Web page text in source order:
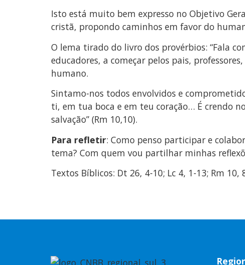
Isto está muito bem expresso no Objetivo
cristã, propondo caminhos em favor do
O lema tirado do livro dos provérbios: “Fala
educadores, a começar pelos pais,
humano.
Sintamo-nos todos envolvidos e
ti, em tua boca e em teu coração… É crendo
salvação” (Rm 10,10).
Para refletir: Como penso participar e
tema? Com quem vou partilhar minhas
Textos Bíblicos: Dt 26, 4-10; Lc 4, 1-13; Rm 10,